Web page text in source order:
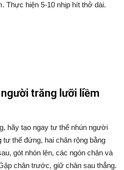
Thực hiện 5-10 nhịp hít thở dài.
trăng lưỡi liềm
hãy tạo ngay tư thế nhún người
thế đứng, hai chân rộng bằng
gót nhón lên, các ngón chân và
chân trước, giữ chân sau thẳng.